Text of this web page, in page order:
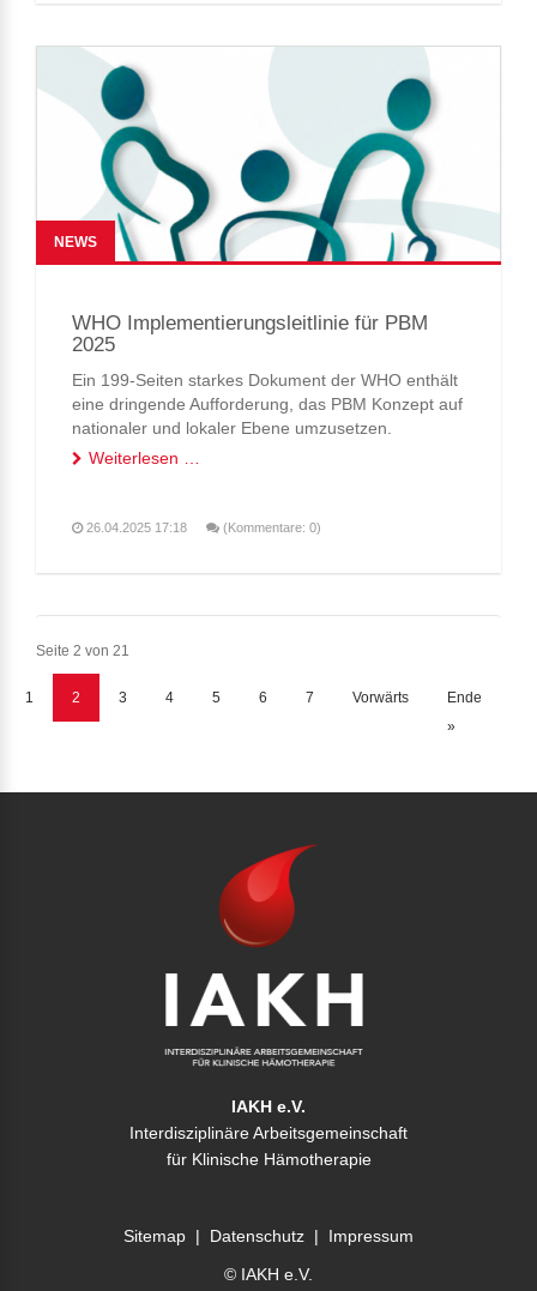
NEWS
WHO Implementierungsleitlinie für PBM
2025
Ein 199-Seiten starkes Dokument der WHO enthält
eine dringende Aufforderung, das PBM Konzept auf
nationaler und lokaler Ebene umzusetzen.
Der Leitfaden ist gut didaktisch und übersichtlich
verantwortlichen Umgang mit Blut.
Weiterlesen …
26.04.2025 17:18 (Kommentare: 0)
Seite 2 von 21
1 2 3 4 5 6 7 Vorwärts
Ende
»
IAKH e.V.
Interdisziplinäre Arbeitsgemeinschaft
für Klinische Hämotherapie
Sitemap | Datenschutz | Impressum
© IAKH e.V.